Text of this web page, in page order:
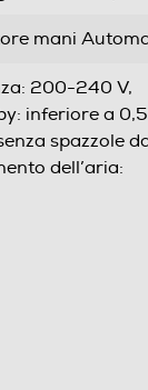
mani
200-240 V,
inferiore a 0,5
spazzole
dell’aria: